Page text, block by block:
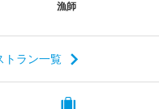
漁師
トラン一覧